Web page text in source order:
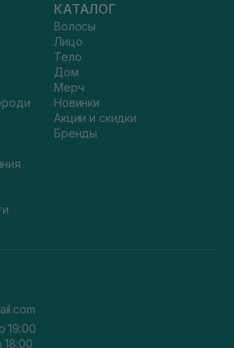
КАТАЛОГ
Волосы
Лицо
Тело
Дом
Мерч
Новинки
Акции и скидки
Бренды
19:00
18:00